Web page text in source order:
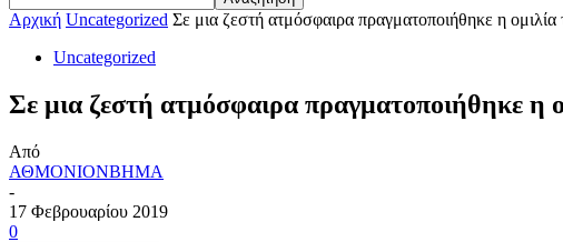
Αρχική Uncategorized Σε μια ζεστή ατμόσφαιρα πραγματοποιήθηκε η
Uncategorized
Σε μια ζεστή ατμόσφαιρα πραγματοποιήθηκε
Από
ΑΘΜΟΝΙΟΝΒΗΜΑ
-
17 Φεβρουαρίου 2019
0